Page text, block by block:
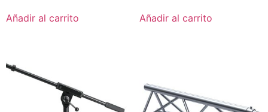
Añadir al carrito Añadir al carrito